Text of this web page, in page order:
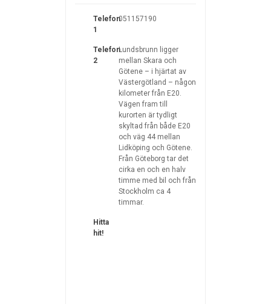
Telefon
1
051157190
Telefon
2
Lundsbrunn ligger
mellan Skara och
Götene – i hjärtat av
Västergötland – någon
kilometer från E20.
Vägen fram till
kurorten är tydligt
skyltad från både E20
och väg 44 mellan
Lidköping och Götene.
Från Göteborg tar det
cirka en och en halv
timme med bil och från
Stockholm ca 4
timmar.
Hitta
hit!